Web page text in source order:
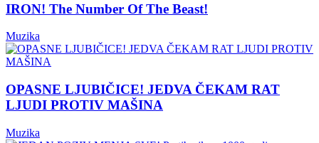
IRON! The Number Of The Beast!
Muzika
OPASNE LJUBIČICE! JEDVA ČEKAM RAT
LJUDI PROTIV MAŠINA
Muzika